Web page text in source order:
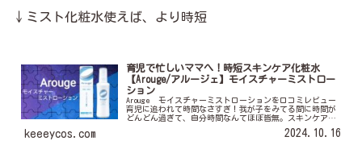
↓ミスト化粧水使えば、より時短
育児で忙しいママへ！時短スキンケア化粧水
【Arouge/アルージェ】モイスチャーミストロー
ション
Arouge モイスチャーミストローションを口コミレビュー
育児に追われて時間なさすぎ！我が子をみてる間に時間が
どんどん過ぎて、自分時間なんてほぼ皆無。スキンケアす
る時間さえもないときは育児誰かに任せていいですか？
keeeycos.com 2024.10.16